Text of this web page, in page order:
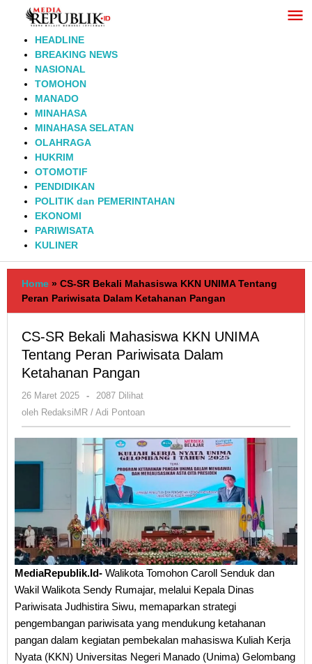
Lewati
HEADLINE
BREAKING NEWS
NASIONAL
TOMOHON
MANADO
MINAHASA
MINAHASA SELATAN
OLAHRAGA
HUKRIM
OTOMOTIF
PENDIDIKAN
POLITIK dan PEMERINTAHAN
EKONOMI
PARIWISATA
KULINER
Home » CS-SR Bekali Mahasiswa KKN UNIMA Tentang
Peran Pariwisata Dalam Ketahanan Pangan
CS-SR Bekali Mahasiswa KKN UNIMA
Tentang Peran Pariwisata Dalam
Ketahanan Pangan
26 Maret 2025
oleh
RedaksiMR
Pontoan
-
2087 Dilihat
oleh RedaksiMR / Adi Pontoan
MediaRepublik.Id- Walikota Tomohon Caroll Senduk dan
Wakil Walikota Sendy Rumajar, melalui Kepala Dinas
Pariwisata Judhistira Siwu, memaparkan strategi
pengembangan pariwisata yang mendukung ketahanan
pangan dalam kegiatan pembekalan mahasiswa Kuliah Kerja
Nyata (KKN) Universitas Negeri Manado (Unima) Gelombang